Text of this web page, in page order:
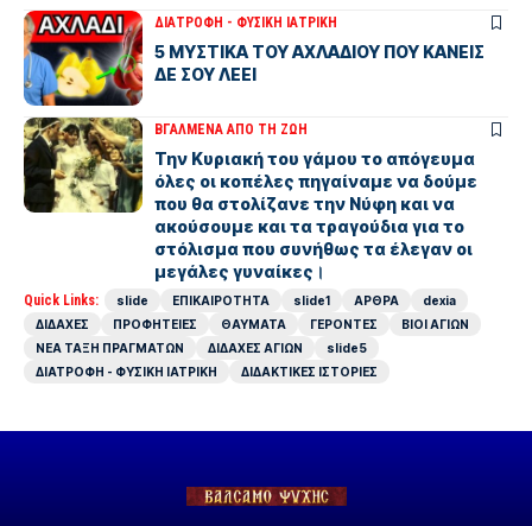
ΔΙΑΤΡΟΦΗ - ΦΥΣΙΚΗ ΙΑΤΡΙΚΗ
5 ΜΥΣΤΙΚΑ ΤΟΥ ΑΧΛΑΔΙΟΥ ΠΟΥ ΚΑΝΕΙΣ
ΔΕ ΣΟΥ ΛΕΕΙ
ΒΓΑΛΜΕΝΑ ΑΠΟ ΤΗ ΖΩΗ
Την Κυριακή του γάμου το απόγευμα
όλες οι κοπέλες πηγαίναμε να δούμε
που θα στολίζανε την Νύφη και να
ακούσουμε και τα τραγούδια για το
στόλισμα που συνήθως τα έλεγαν οι
μεγάλες γυναίκες।
Quick Links: slide ΕΠΙΚΑΙΡΟΤΗΤΑ slide1 ΑΡΘΡΑ
dexia
ΔΙΔΑΧΕΣ
ΠΡΟΦΗΤΕΙΕΣ ΘΑΥΜΑΤΑ ΓΕΡΟΝΤΕΣ
ΒΙΟΙ ΑΓΙΩΝ
ΝΕΑ ΤΑΞΗ ΠΡΑΓΜΑΤΩΝ
ΔΙΔΑΧΕΣ ΑΓΙΩΝ
slide5
ΔΙΑΤΡΟΦΗ - ΦΥΣΙΚΗ ΙΑΤΡΙΚΗ
ΔΙΔΑΚΤΙΚΕΣ ΙΣΤΟΡΙΕΣ